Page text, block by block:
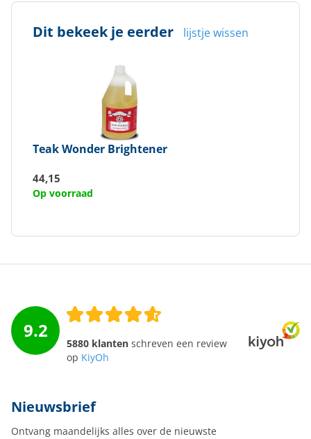
Dit bekeek je eerder lijstje wissen
Teak Wonder Brightener
44,15
Op voorraad
9.2
5880 klanten schreven een review
op KiyOh
Nieuwsbrief
Ontvang maandelijks alles over de nieuwste